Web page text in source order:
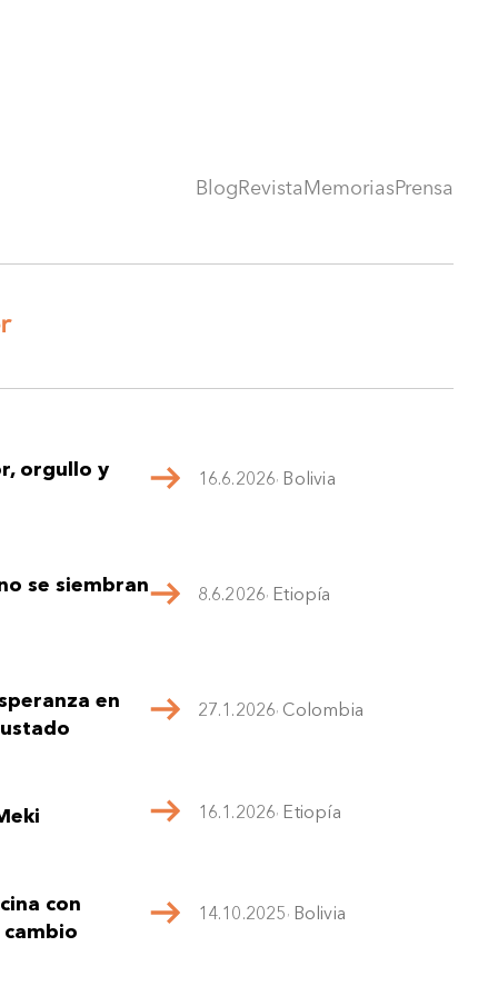
BlogRevistaMemoriasPrensa
orgullo y
16.6.2026, Bolivia
se siembran
8.6.2026, Etiopía
en
27.1.2026, Colombia
16.1.2026 Etiopía
con
14.10.2025 , Bolivia